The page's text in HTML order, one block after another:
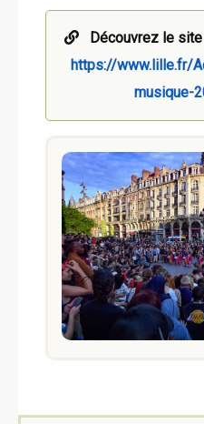
Découvrez le
https://www.lille.fr/
musique-